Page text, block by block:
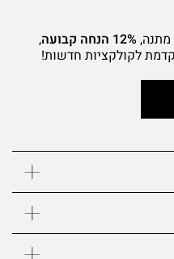
מתנה, 12% הנחה קבועה
,
לקולקציות חדשות!